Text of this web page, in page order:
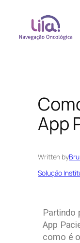
App
Written by
Solução
Partindo
App
como é